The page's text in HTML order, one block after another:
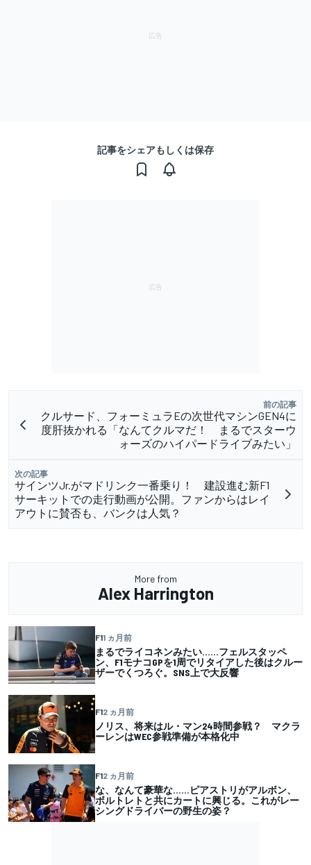
記事をシェアもしくは保存
前の記事
クルサード、フォーミュラEの次世代マシンGEN4に
度肝抜かれる「なんてクルマだ！ まるでスターウ
ォーズのハイパードライブみたい」
次の記事
サインツJr.がマドリンク一番乗り！ 建設進む新F1
サーキットでの走行動画が公開。ファンからはレイ
アウトに賛否も、バンクは人気？
More from
Alex Harrington
F11 ヵ月前
まるでライコネンみたい……フェルスタッペ
ン、F1モナコGPを1周でリタイアした後はクルー
ザーでくつろぐ。SNS上で大反響
F12 ヵ月前
ノリス、将来はル・マン24時間参戦？ マクラ
ーレンはWEC参戦準備が本格化中
F12 ヵ月前
な、なんて豪華な……ピアストリがアルボン、
ボルトレトと共にカートに興じる。これがレー
シングドライバーの野生の姿？